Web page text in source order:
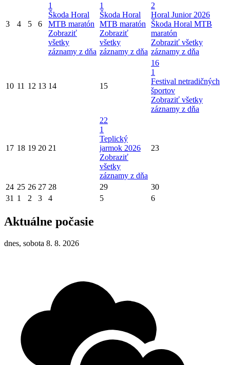
3 4 5 6
1
Škoda Horal
MTB maratón
Zobraziť
všetky
záznamy z dňa
1
Škoda Horal
MTB maratón
Zobraziť
všetky
záznamy z dňa
2
Horal Junior 2026
Škoda Horal MTB
maratón
Zobraziť všetky
záznamy z dňa
10 11 12 13 14 15
16
1
Festival netradičných
športov
Zobraziť všetky
záznamy z dňa
17 18 19 20 21
22
1
Teplický
jarmok 2026
Zobraziť
všetky
záznamy z dňa
23
24 25 26 27 28 29
30
31 1 2 3 4 5 6
Aktuálne počasie
dnes, sobota 8. 8. 2026